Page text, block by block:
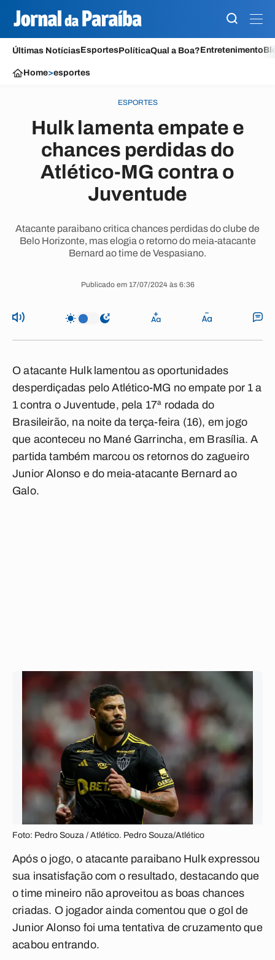
Últimas NotíciasEsportesPolíticaQual a Boa?Entretenimento
Home>esportes
ESPORTES
Hulk lamenta empate e
chances perdidas do
Atlético-MG contra o
Juventude
Atacante paraibano critica chances perdidas do clube de
Belo Horizonte, mas elogia o retorno do meia-atacante
Bernard ao time de Vespasiano.
Publicado em 17/07/2024 às 6:36
O atacante Hulk lamentou as oportunidades
desperdiçadas pelo Atlético-MG no empate por 1 a
1 contra o Juventude, pela 17ª rodada do
Brasileirão, na noite da terça-feira (16), em jogo
que aconteceu no Mané Garrincha, em Brasília. A
partida também marcou os retornos do zagueiro
Junior Alonso e do meia-atacante Bernard ao
Galo.
Foto: Pedro Souza / Atlético. Pedro Souza/Atlético
Após o jogo, o atacante paraibano Hulk expressou
sua insatisfação com o resultado, destacando que
o time mineiro não aproveitou as boas chances
criadas. O jogador ainda comentou que o gol de
Junior Alonso foi uma tentativa de cruzamento que
acabou entrando.